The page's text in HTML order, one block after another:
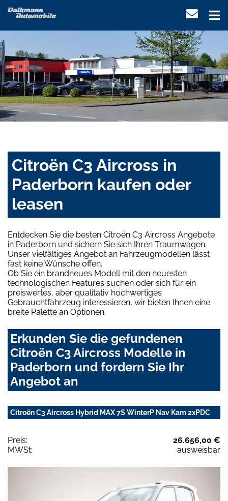
Citroën C3 Aircross in
Paderborn kaufen oder
leasen
Entdecken Sie die besten Citroën C3 Aircross Angebote
in Paderborn und sichern Sie sich Ihren Traumwagen.
Unser vielfältiges Angebot an Fahrzeugmodellen lässt
fast keine Wünsche offen.
Ob Sie ein brandneues Modell mit den neuesten
technologischen Features suchen oder sich für ein
preiswertes, aber qualitativ hochwertiges
Gebrauchtfahrzeug interessieren, wir bieten Ihnen eine
breite Palette an Optionen.
Erkunden Sie die gefundenen
Citroën C3 Aircross Modelle in
Paderborn und fordern Sie Ihr
Angebot an
Citroën C3 Aircross Hybrid MAX 7S WinterP Nav Kam 2xPDC
Preis:
26.656,00 €
MWSt:
ausweisbar